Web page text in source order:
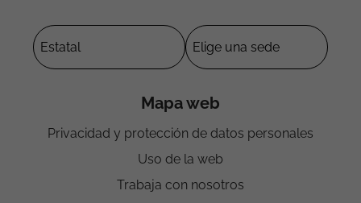
Mapa web
Privacidad y protección de datos personales
Uso de la web
Trabaja con nosotros